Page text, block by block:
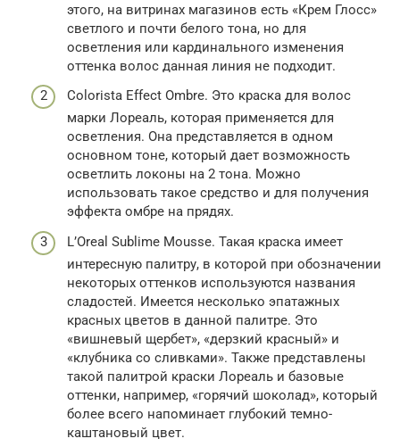
этого, на витринах магазинов есть «Крем Глосс»
светлого и почти белого тона, но для
осветления или кардинального изменения
оттенка волос данная линия не подходит.
Colorista Effect Ombre. Это краска для волос
марки Лореаль, которая применяется для
осветления. Она представляется в одном
основном тоне, который дает возможность
осветлить локоны на 2 тона. Можно
использовать такое средство и для получения
эффекта омбре на прядях.
L’Oreal Sublime Mousse. Такая краска имеет
интересную палитру, в которой при обозначении
некоторых оттенков используются названия
сладостей. Имеется несколько эпатажных
красных цветов в данной палитре. Это
«вишневый щербет», «дерзкий красный» и
«клубника со сливками». Также представлены
такой палитрой краски Лореаль и базовые
оттенки, например, «горячий шоколад», который
более всего напоминает глубокий темно-
каштановый цвет.